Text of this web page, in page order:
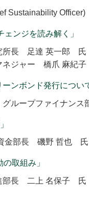
Sustainability
ンジを読み解く」
所長 足達 英一郎 氏
ネジャー 橋爪 麻紀
ンボンド発行につい
ループファイナン
金部長 磯野 哲也 氏
取組み」
部長 二上 名保子 氏